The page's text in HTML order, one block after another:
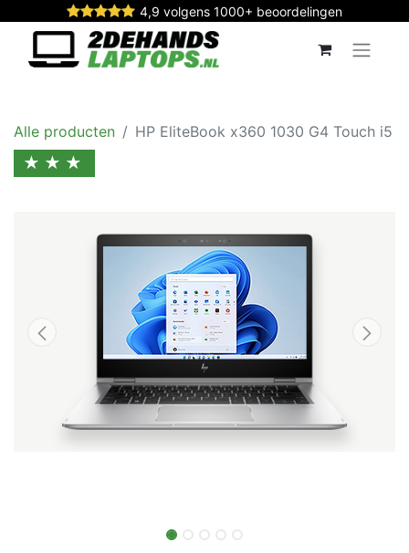
4,9 volgens 1000+ beoordelingen
Alle producten HP EliteBook x360 1030 G4 Touch i5
★★★